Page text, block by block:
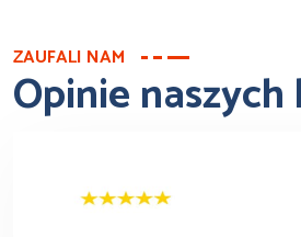
ZAUFALI NAM
Opinie